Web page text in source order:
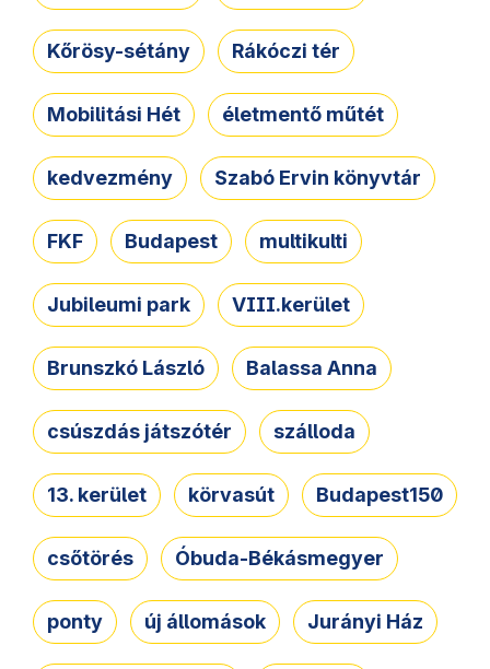
Kőrösy-sétány Rákóczi tér
Mobilitási Hét életmentő műtét
kedvezmény Szabó Ervin könyvtár
FKF Budapest multikulti
Jubileumi park VIII.kerület
Brunszkó László Balassa Anna
csúszdás játszótér szálloda
13. kerület körvasút Budapest150
csőtörés Óbuda-Békásmegyer
ponty új állomások Jurányi Ház